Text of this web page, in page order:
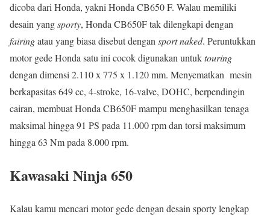
dicoba dari Honda, yakni Honda CB650 F. Walau memiliki
desain yangsporty, Honda CB650F tak dilengkapi dengan
fairingatau yang biasa disebut dengansport naked. Peruntukkan
motor gede Honda satu ini cocok digunakan untuktouring
dengan dimensi 2.110 x 775 x 1.120 mm. Menyematkan mesin
berkapasitas 649 cc, 4-stroke, 16-valve, DOHC, berpendingin
cairan, membuat Honda CB650F mampu menghasilkan tenaga
maksimal hingga 91 PS pada 11.000 rpm dan torsi maksimum
hingga 63 Nm pada 8.000 rpm.
Kawasaki Ninja 650
Kalau kamu mencari motor gede dengan desain sporty lengkap